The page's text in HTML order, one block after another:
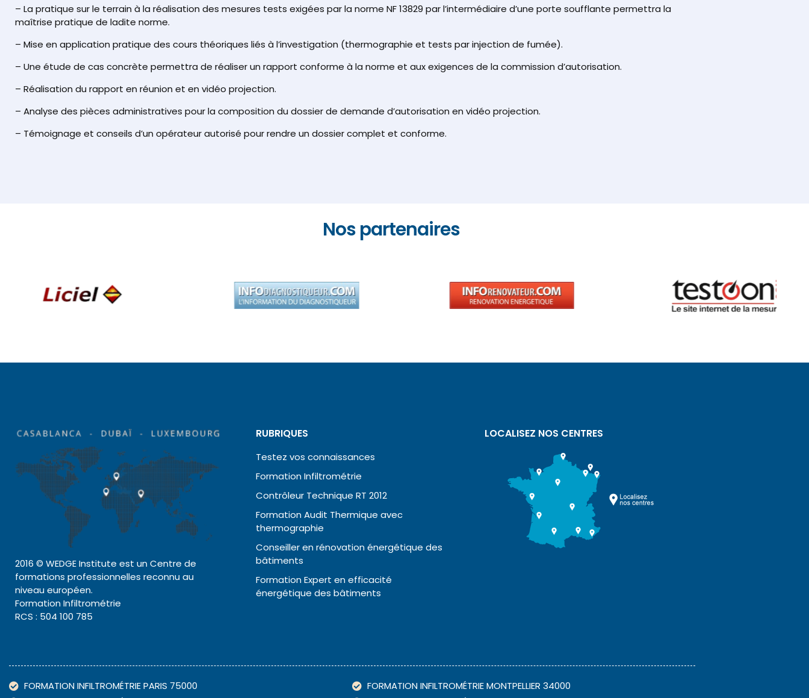
– La pratique sur le terrain à la réalisation des mesures tests exigées par la norme NF 13829 par l’intermédiaire d’une porte soufflante permettra la
maîtrise pratique de ladite norme.
– Mise en application pratique des cours théoriques liés à l’investigation (thermographie et tests par injection de fumée).
– Une étude de cas concrète permettra de réaliser un rapport conforme à la norme et aux exigences de la commission d’autorisation.
– Réalisation du rapport en réunion et en vidéo projection.
– Analyse des pièces administratives pour la composition du dossier de demande d’autorisation en vidéo projection.
– Témoignage et conseils d’un opérateur autorisé pour rendre un dossier complet et conforme.
Nos partenaires
2016 © WEDGE Institute est un Centre de
formations professionnelles reconnu au
niveau européen.
Formation Infiltrométrie
RCS : 504 100 785
RUBRIQUES
Testez vos connaissances
Formation Infiltrométrie
Contrôleur Technique RT 2012
Formation Audit Thermique avec
thermographie
Conseiller en rénovation énergétique des
bâtiments
Formation Expert en efficacité
énergétique des bâtiments
LOCALISEZ NOS CENTRES
FORMATION INFILTROMÉTRIE PARIS 75000
FORMATION INFILTROMÉTRIE MONTPELLIER 34000